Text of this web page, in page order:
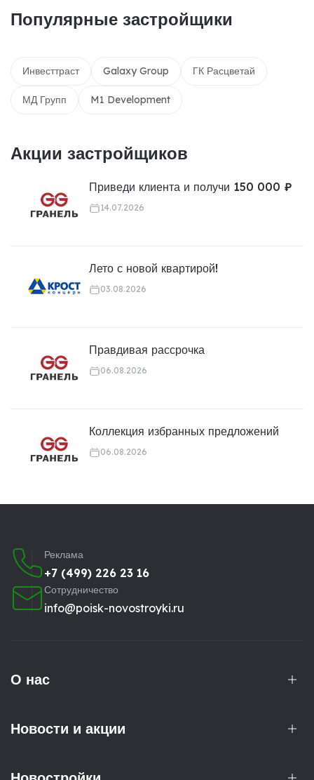
Популярные застройщики
Инвесттраст Galaxy Group ГК Расцветай
МД Групп M1 Development
Акции застройщиков
Приведи клиента и получи 150 000 ₽
14.07.2026
Лето с новой квартирой!
03.08.2026
Правдивая рассрочка
06.08.2026
Коллекция избранных предложений
06.08.2026
Реклама
+7 (499) 226 23 16
Сотрудничество
info@poisk-novostroyki.ru
О нас
Новости и акции